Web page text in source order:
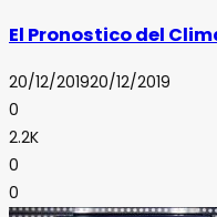
El Pronostico del
20/12/201920/12/2019
0
2.2K
0
0